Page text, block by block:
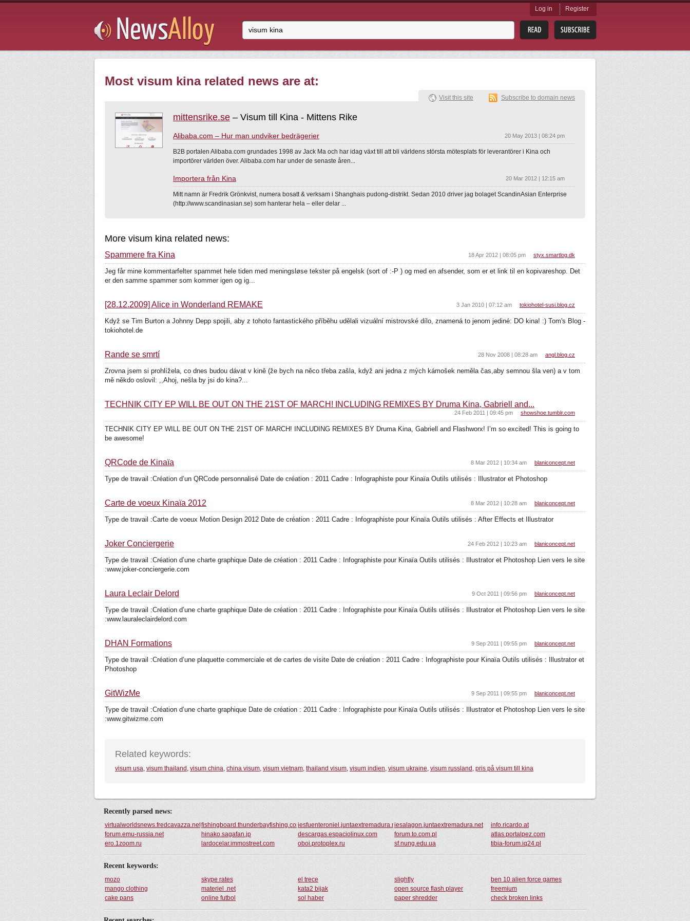
Log in Register
Most visum kina related news are at:
mittensrike.se – Visum till Kina - Mittens Rike
Alibaba.com – Hur man undviker bedrägerier 20 May 2013 | 08:24 pm
B2B portalen Alibaba.com grundades 1998 av Jack Ma och har idag växt till att bli världens största mötesplats för leverantörer i Kina och
importörer världen över. Alibaba.com har under de senaste åren...
Importera från Kina 20 Mar 2012 | 12:15 am
Mitt namn är Fredrik Grönkvist, numera bosatt & verksam i Shanghais pudong-distrikt. Sedan 2010 driver jag bolaget ScandinAsian Enterprise
(http://www.scandinasian.se) som hanterar hela – eller delar ...
Visit this site Subscribe to domain news
More visum kina related news:
Spammere fra Kina styx.smartlog.dk
18 Apr 2012 | 08:05 pm
Jeg får mine kommentarfelter spammet hele tiden med meningsløse tekster på engelsk (sort of :-P ) og med en afsender, som er et link til en kopivareshop. Det
er den samme spammer som kommer igen og ig...
[28.12.2009] Alice in Wonderland REMAKE tokiohotel-susi.blog.cz
3 Jan 2010 | 07:12 am
Když se Tim Burton a Johnny Depp spojili, aby z tohoto fantastického příběhu udělali vizuální mistrovské dílo, znamená to jenom jediné: DO kina! :) Tom's Blog -
tokiohotel.de
Rande se smrtí angl.blog.cz
28 Nov 2008 | 08:28 am
Zrovna jsem si prohlížela, co dnes budou dávat v kině (že bych na něco třeba zašla, když ani jedna z mých kámošek neměla čas,aby semnou šla ven) a v tom
mě někdo oslovil: ,,Ahoj, nešla by jsi do kina?...
TECHNIK CITY EP WILL BE OUT ON THE 21ST OF MARCH! INCLUDING REMIXES BY Druma Kina, Gabriell and...
showshoe.tumblr.com
24 Feb 2011 | 09:45 pm
TECHNIK CITY EP WILL BE OUT ON THE 21ST OF MARCH! INCLUDING REMIXES BY Druma Kina, Gabriell and Flashworx! I’m so excited! This is going to
be awesome!
QRCode de Kinaïa blaniconcept.net
8 Mar 2012 | 10:34 am
Type de travail :Création d’un QRCode personnalisé Date de création : 2011 Cadre : Infographiste pour Kinaïa Outils utilisés : Illustrator et Photoshop
Carte de voeux Kinaïa 2012 blaniconcept.net
8 Mar 2012 | 10:28 am
Type de travail :Carte de voeux Motion Design 2012 Date de création : 2011 Cadre : Infographiste pour Kinaïa Outils utilisés : After Effects et Illustrator
Joker Conciergerie blaniconcept.net
24 Feb 2012 | 10:23 am
Type de travail :Création d’une charte graphique Date de création : 2011 Cadre : Infographiste pour Kinaïa Outils utilisés : Illustrator et Photoshop Lien vers le site
:www.joker-conciergerie.com
Laura Leclair Delord blaniconcept.net
9 Oct 2011 | 09:56 pm
Type de travail :Création d’une charte graphique Date de création : 2011 Cadre : Infographiste pour Kinaïa Outils utilisés : Illustrator et Photoshop Lien vers le site
:www.lauraleclairdelord.com
DHAN Formations blaniconcept.net
9 Sep 2011 | 09:55 pm
Type de travail :Création d’une plaquette commerciale et de cartes de visite Date de création : 2011 Cadre : Infographiste pour Kinaïa Outils utilisés : Illustrator et
Photoshop
GitWizMe blaniconcept.net
9 Sep 2011 | 09:55 pm
Type de travail :Création d’une charte graphique Date de création : 2011 Cadre : Infographiste pour Kinaïa Outils utilisés : Illustrator et Photoshop Lien vers le site
:www.gitwizme.com
Related keywords:
visum usa, visum thailand , visum china, china visum, visum vietnam, thailand visum, visum indien, visum ukraine, visum russland , pris på visum till kina
Recently parsed news:
virtualworldsnews.fredcavazza.netfishingboard.thunderbayfishing.comiesfuenteroniel.juntaextremadura.netiesalagon.juntaextremadura.net
info.ricardo.at
forum.emu-russia.net
hinako.sagafan.jp descargas.espaciolinux.com forum.to.com.pl
atlas.portalpez.com
ero.1zoom.ru
lardocelar.immostreet.com oboi.protoplex.ru sf.nung.edu.ua tibia-forum.iq24.pl
Recent keywords:
mozo skype rates el trece slightly
ben 10 alien force games
mango clothing
materiel .net kata2 bijak open source flash player
freemium
cake pans
online futbol sol haber paper shredder check broken links